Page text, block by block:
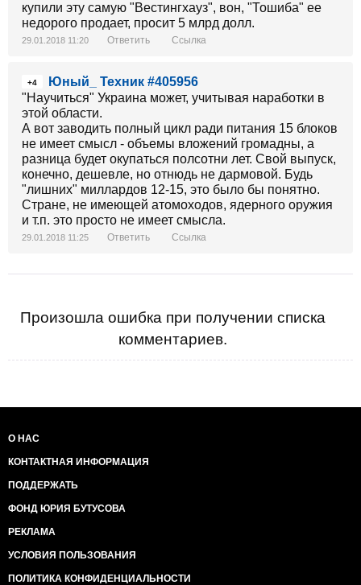
купили эту самую "Вестингхауз", вон, "Тошиба" ее
недорого продает, просит 5 млрд долл.
29.01.2018 11:20 Ответить Ссылка
+4
Юный_ Техник #405956
"Научиться" Украина может, учитывая наработки в
этой области.
А вот заводить полный цикл ради питания 15 блоков
не имеет смысл - объемы вложений громадны, а
разница будет окупаться полсотни лет. Свой выпуск,
конечно, дешевле, но отнюдь не дармовой. Будь
"лишних" миллардов 12-15, это было бы понятно.
Стране, не имеющей атомоходов, ядерного оружия
и т.п. это просто не имеет смысла.
29.01.2018 11:25 Ответить Ссылка
Произошла ошибка при получении списка
комментариев.
О НАС
КОНТАКТНАЯ ИНФОРМАЦИЯ
ПОДДЕРЖАТЬ
ФОНД ЮРИЯ БУТУСОВА
РЕКЛАМА
УСЛОВИЯ ПОЛЬЗОВАНИЯ
ПОЛИТИКА КОНФИДЕНЦИАЛЬНОСТИ